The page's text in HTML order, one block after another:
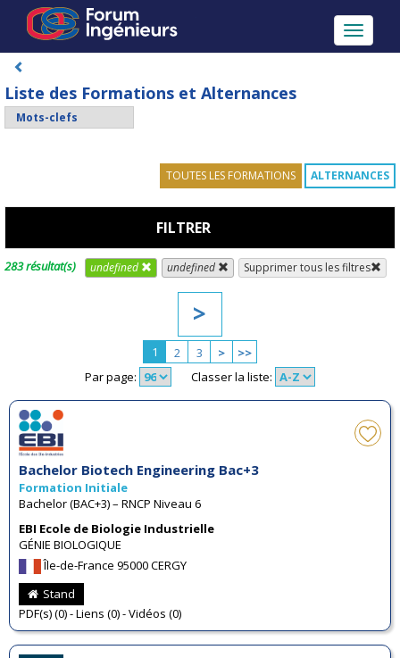
Toggle
Liste des Formations et Alternances
TOUTES LES FORMATIONS ALTERNANCES
FILTRER
283 résultat(s) undefined undefined Supprimer tous les filtres
>
1 2 3 >
>>
Par page:
Classer la liste:
Bachelor Biotech Engineering Bac+3
Formation Initiale
Bachelor (BAC+3) – RNCP Niveau 6
EBI Ecole de Biologie Industrielle
GÉNIE BIOLOGIQUE
Île-de-France 95000 CERGY
Stand
PDF(s) (0) - Liens (0) - Vidéos (0)